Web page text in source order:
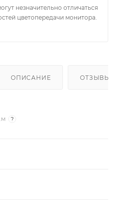
незначительно отличаться
цветопередачи монитора.
ОПИСАНИЕ ОТЗЫВЫ
?